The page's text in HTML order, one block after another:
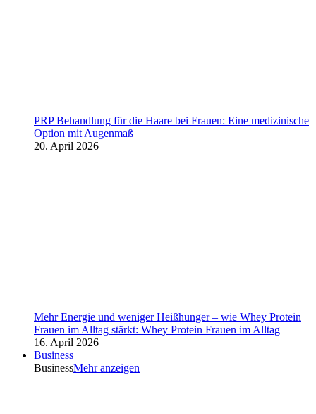
PRP Behandlung für die Haare bei Frauen: Eine medizinische
Option mit Augenmaß
20. April 2026
Mehr Energie und weniger Heißhunger – wie Whey Protein
Frauen im Alltag stärkt: Whey Protein Frauen im Alltag
16. April 2026
Business
BusinessMehr anzeigen